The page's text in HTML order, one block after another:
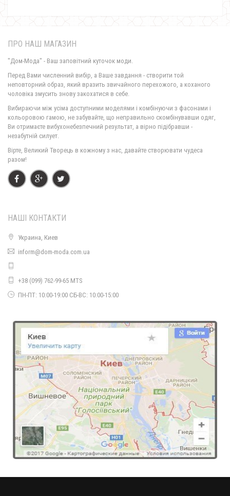
ПРО НАШ МАГАЗИН
"Дом-Мода" - Ваш заповітний куточок моди.
Перед Вами численний вибір, а Ваше завдання - створити той
неповторний образ, який вразить звичайного перехожого, а коханого
чоловіка змусить знову закохатися в себе.
Вибираючи між усіма доступними моделями і комбінуючи з фасонами і
кольоровою гамою, не забувайте, що неправильно скомбінувавши одяг,
Ви отримаєте вибухонебезпечний результат, а вірно підібравши -
незабутній силует.
Вірте, Великий Творець в кожному з нас, давайте створювати чудеса
разом!
НАШІ КОНТАКТИ
Украина, Киев
inform@dom-moda.com.ua
+38 (099) 762-99-65 MTS
ПН-ПТ: 10:00-19:00 СБ-ВС: 10:00-15:00